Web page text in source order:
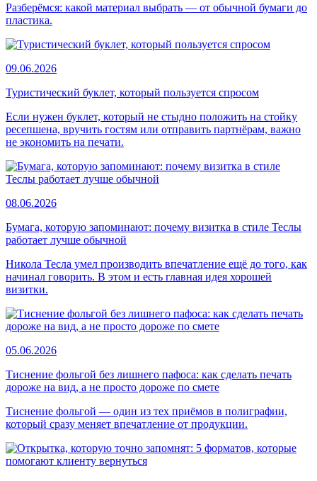
Разберёмся: какой материал выбрать — от обычной бумаги до
пластика.
09.06.2026
Туристический буклет, который пользуется спросом
Если нужен буклет, который не стыдно положить на стойку
ресепшена, вручить гостям или отправить партнёрам, важно
не экономить на печати.
08.06.2026
Бумага, которую запоминают: почему визитка в стиле Теслы
работает лучше обычной
Никола Тесла умел производить впечатление ещё до того, как
начинал говорить. В этом и есть главная идея хорошей
визитки.
05.06.2026
Тиснение фольгой без лишнего пафоса: как сделать печать
дороже на вид, а не просто дороже по смете
Тиснение фольгой — один из тех приёмов в полиграфии,
который сразу меняет впечатление от продукции.